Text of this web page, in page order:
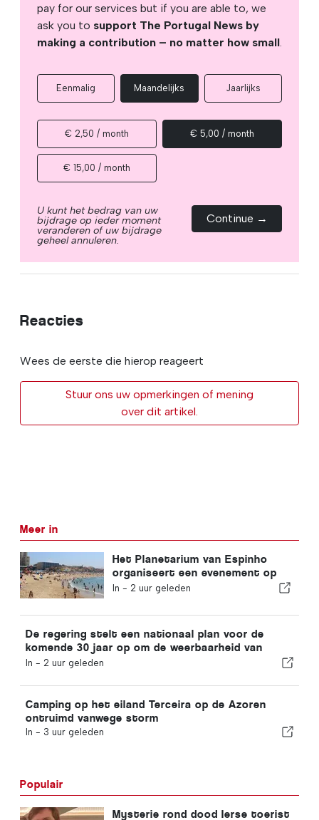
pay for our services but if you are able to, we
ask you to support The Portugal News by
making a contribution – no matter how small.
Eenmalig Maandelijks Jaarlijks
€ 2,50 / month € 5,00 / month
€ 15,00 / month
U kunt het bedrag van uw
bijdrage op ieder moment
veranderen of uw bijdrage
geheel annuleren.
Continue →
Reacties
Wees de eerste die hierop reageert
Stuur ons uw opmerkingen of mening
over dit artikel.
Meer in
Het Planetarium van Espinho
organiseert een evenement op
Praia da Baía tijdens de
In - 2 uur geleden
De regering stelt een nationaal plan voor de
komende 30 jaar op om de weerbaarheid van
Portugal tegen zware aardbevingen te vergroten
In - 2 uur geleden
Camping op het eiland Terceira op de Azoren
ontruimd vanwege storm
In - 3 uur geleden
Populair
Mysterie rond dood Ierse toerist